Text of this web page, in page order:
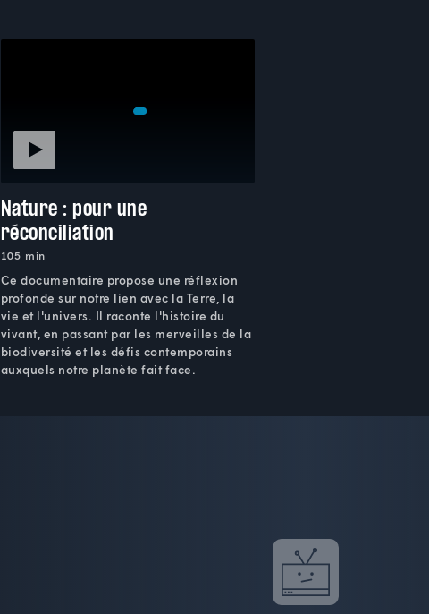
Nature : pour une
réconciliation
105 min
Ce documentaire propose une réflexion
profonde sur notre lien avec la Terre, la
vie et l'univers. Il raconte l'histoire du
vivant, en passant par les merveilles de la
biodiversité et les défis contemporains
auxquels notre planète fait face.